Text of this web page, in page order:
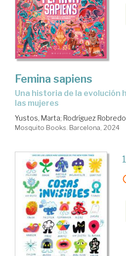
Femina sapiens
una historia de la evolución humana enfocada en
las mujeres
Yustos, Marta; Rodríguez
Mosquito Books. Barcelona, 2024